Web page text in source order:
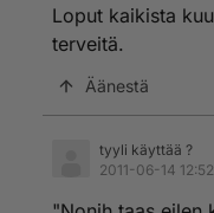
Loput kaikista
terveitä.
Äänestä
tyyli käyttää ?
2011-06-14